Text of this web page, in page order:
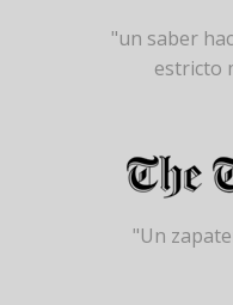
"un saber
estricto
"Un